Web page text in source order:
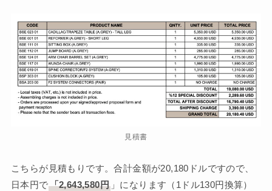
見積書
こちらが見積もりです。合計金額が20,180ドルですので、
日本円で「2,643,580円」になります（1ドル130円換算）